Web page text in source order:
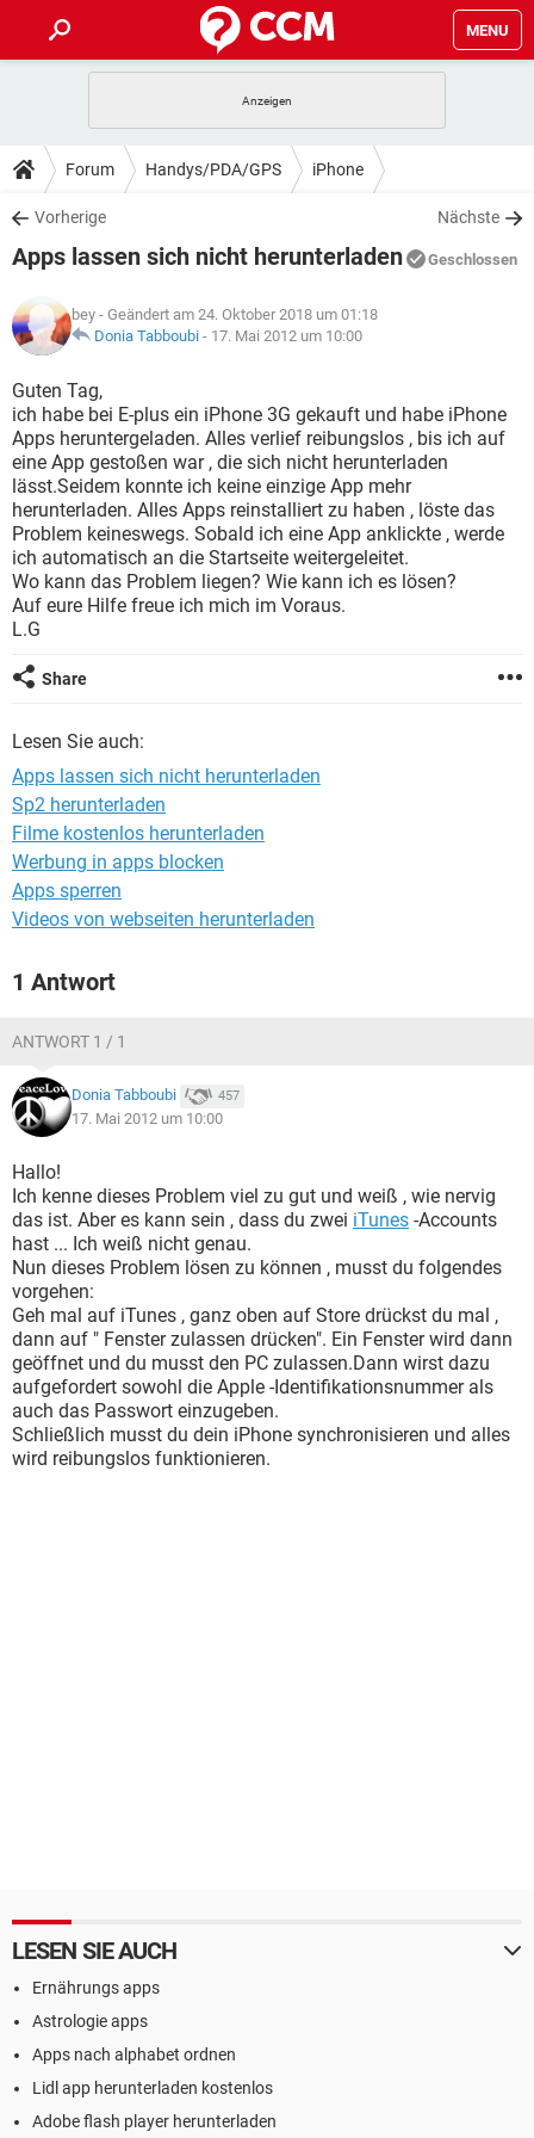
MENU
ANDROID IOS
WINDOWS 10
WHATSAPP TIKTOK
TIPPS & TRICKS
SPIELE STREAMING
WHATSAPP TIKTOK
FACEBOOK
DOWNLOADS
SPIELE STREAMING
WINDOWS 10 INSTAGRAM
WHATSAPP
FACEBOOK HARDWARE
FORUM
SPIELE STREAMING
ANDROID
WINDOWS 10
WHATSAPP TIKTOK
FACEBOOK HARDWARE
LEXIKON
SPIELE
ANDROID IOS
WINDOWS 10 INSTAGRAM
WHATSAPP TIKTOK
FACEBOOK HARDWARE
Forum Handys/PDA/GPS iPhone
Vorherige Nächste
Apps lassen sich nicht herunterladen Geschlossen
bey - Geändert am 24. Oktober 2018 um 01:18
Donia Tabboubi - 17. Mai 2012 um 10:00
Guten Tag,
ich habe bei E-plus ein iPhone 3G gekauft und habe iPhone
Apps heruntergeladen. Alles verlief reibungslos , bis ich auf
eine App gestoßen war , die sich nicht herunterladen
lässt.Seidem konnte ich keine einzige App mehr
herunterladen. Alles Apps reinstalliert zu haben , löste das
Problem keineswegs. Sobald ich eine App anklickte , werde
ich automatisch an die Startseite weitergeleitet.
Wo kann das Problem liegen? Wie kann ich es lösen?
Auf eure Hilfe freue ich mich im Voraus.
L.G
Share
Lesen Sie auch:
Apps lassen sich nicht herunterladen
Sp2 herunterladen
Filme kostenlos herunterladen
Werbung in apps blocken
Apps sperren
Videos von webseiten herunterladen
1 Antwort
ANTWORT 1 / 1
Donia Tabboubi 457
17. Mai 2012 um 10:00
Hallo!
Ich kenne dieses Problem viel zu gut und weiß , wie nervig
das ist. Aber es kann sein , dass du zwei iTunes -Accounts
hast ... Ich weiß nicht genau.
Nun dieses Problem lösen zu können , musst du folgendes
vorgehen:
Geh mal auf iTunes , ganz oben auf Store drückst du mal ,
dann auf " Fenster zulassen drücken". Ein Fenster wird dann
geöffnet und du musst den PC zulassen.Dann wirst dazu
aufgefordert sowohl die Apple -Identifikationsnummer als
auch das Passwort einzugeben.
Schließlich musst du dein iPhone synchronisieren und alles
wird reibungslos funktionieren.
LESEN SIE AUCH
Ernährungs apps
Astrologie apps
Apps nach alphabet ordnen
Lidl app herunterladen kostenlos
Adobe flash player herunterladen